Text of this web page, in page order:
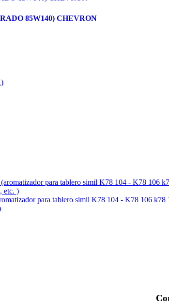
85W140) CHEVRON
para tablero simil K78 104 - K78 106 k78